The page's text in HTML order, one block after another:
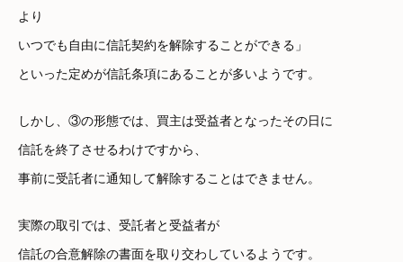
より
いつでも自由に信託契約を解除することができる」
といった定めが信託条項にあることが多いようです。
しかし、③の形態では、買主は受益者となったその日に
信託を終了させるわけですから、
事前に受託者に通知して解除することはできません。
実際の取引では、受託者と受益者が
信託の合意解除の書面を取り交わしているようです。